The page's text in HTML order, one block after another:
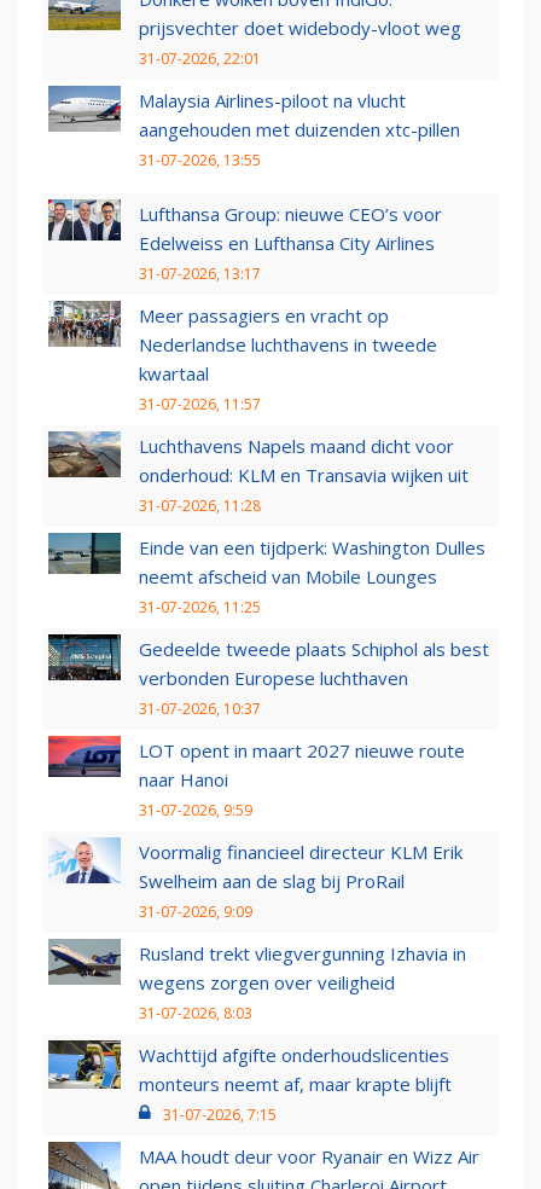
prijsvechter doet widebody-vloot weg
31-07-2026, 22:01
Malaysia Airlines-piloot na vlucht
aangehouden met duizenden xtc-pillen
31-07-2026, 13:55
Lufthansa Group: nieuwe CEO’s voor
Edelweiss en Lufthansa City Airlines
31-07-2026, 13:17
Meer passagiers en vracht op
Nederlandse luchthavens in tweede
kwartaal
31-07-2026, 11:57
Luchthavens Napels maand dicht voor
onderhoud: KLM en Transavia wijken uit
31-07-2026, 11:28
Einde van een tijdperk: Washington Dulles
neemt afscheid van Mobile Lounges
31-07-2026, 11:25
Gedeelde tweede plaats Schiphol als best
verbonden Europese luchthaven
31-07-2026, 10:37
LOT opent in maart 2027 nieuwe route
naar Hanoi
31-07-2026, 9:59
Voormalig financieel directeur KLM Erik
Swelheim aan de slag bij ProRail
31-07-2026, 9:09
Rusland trekt vliegvergunning Izhavia in
wegens zorgen over veiligheid
31-07-2026, 8:03
Wachttijd afgifte onderhoudslicenties
monteurs neemt af, maar krapte blijft
31-07-2026, 7:15
MAA houdt deur voor Ryanair en Wizz Air